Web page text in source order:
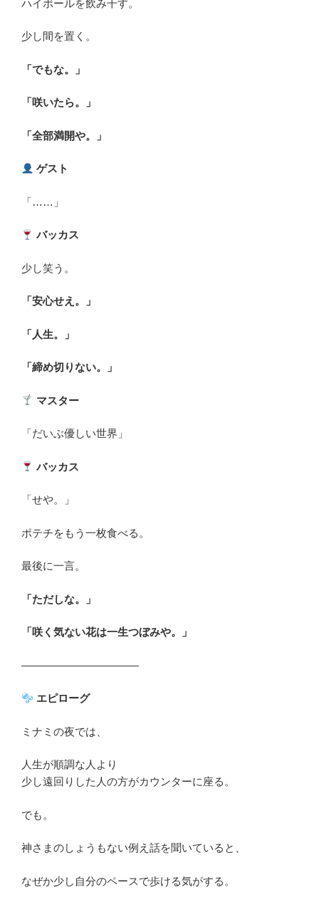
ハイボールを飲み干す。
少し間を置く。
「でもな。」
「咲いたら。」
「全部満開や。」
ゲスト
「……」
バッカス
少し笑う。
「安心せえ。」
「人生。」
「締め切りない。」
マスター
「だいぶ優しい世界」
バッカス
「せや。」
ポテチをもう一枚食べる。
最後に一言。
「ただしな。」
「咲く気ない花は一生つぼみや。」
―――――――――――
エピローグ
ミナミの夜では、
人生が順調な人より
少し遠回りした人の方がカウンターに座る。
でも。
神さまのしょうもない例え話を聞いていると、
なぜか少し自分のペースで歩ける気がする。